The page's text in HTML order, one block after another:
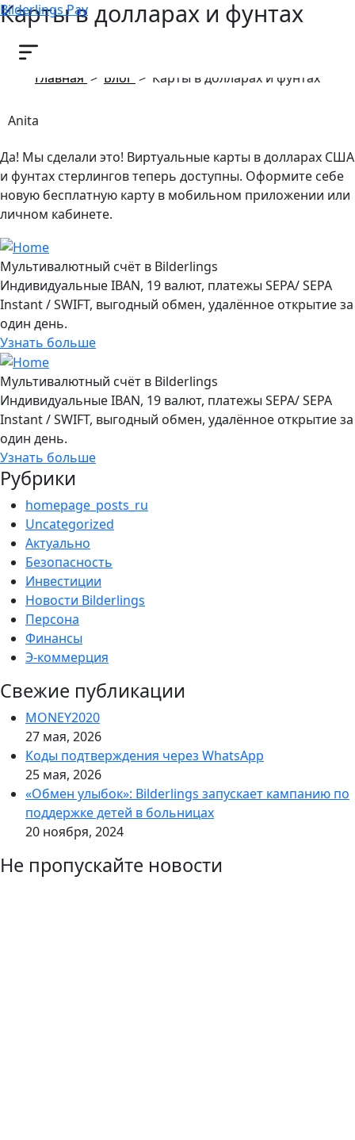
Bilderlings Pay
Карты в долларах и фунтах
22 ноября, 2023
Главная > Блог > Карты в долларах и фунтах
Anita
Да! Мы сделали это! Виртуальные карты в долларах США
и фунтах стерлингов теперь доступны. Оформите себе
новую бесплатную карту в мобильном приложении или
личном кабинете.
Мультивалютный счёт в Bilderlings
Индивидуальные IBAN, 19 валют, платежы SEPA/ SEPA
Instant / SWIFT, выгодный обмен, удалённое открытие за
один день.
Узнать больше
Мультивалютный счёт в Bilderlings
Индивидуальные IBAN, 19 валют, платежы SEPA/ SEPA
Instant / SWIFT, выгодный обмен, удалённое открытие за
один день.
Узнать больше
Рубрики
homepage_posts_ru
Uncategorized
Актуально
Безопасность
Инвестиции
Новости Bilderlings
Персона
Финансы
Э-коммерция
Свежие публикации
MONEY2020
27 мая, 2026
Коды подтверждения через WhatsApp
25 мая, 2026
«Обмен улыбок»: Bilderlings запускает кампанию по
поддержке детей в больницах
20 ноября, 2024
Не пропускайте новости